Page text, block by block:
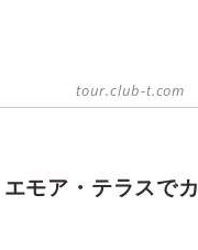
tour.club-t.com
モア・テラスでカ